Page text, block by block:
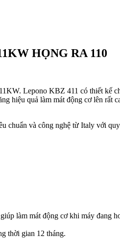
HỌNG RA 110
Lepono KBZ 411 có thiết kế
hiệu quả làm mát động cơ lên
và công nghệ từ Italy với
làm mát động cơ khi máy đang
thời gian 12 tháng.